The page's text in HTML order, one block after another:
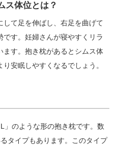
ス体位とは？
して足を伸ばし、右足を曲げて
す。妊婦さんが寝やすくリラ
ます。抱き枕があるとシムス体
安眠しやすくなるでしょう。
」のような形の抱き枕です。数
タイプもあります。このタイプ